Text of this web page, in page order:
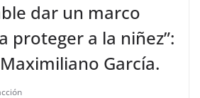
dar un marco
proteger a la niñez”:
García.